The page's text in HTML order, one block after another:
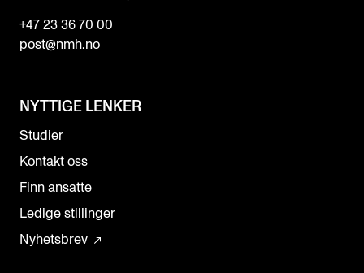
+47 23 36 70 00
post@nmh.no
NYTTIGE LENKER
Studier
Kontakt oss
Finn ansatte
Ledige stillinger
Nyhetsbrev